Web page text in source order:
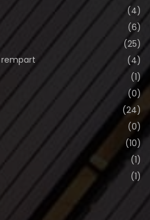
(4)
(6)
(25)
rempart
(4)
(1)
(0)
(24)
(0)
(10)
(1)
(1)